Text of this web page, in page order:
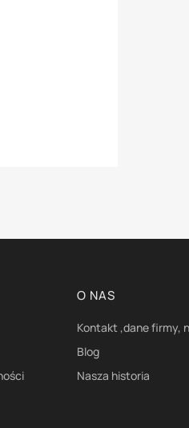
O NAS
Kontakt ,dane firmy,
Blog
Nasza historia